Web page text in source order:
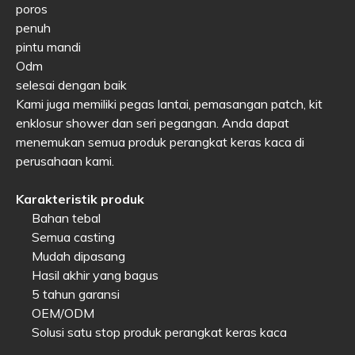
poros
penuh
pintu mandi
Odm
selesai dengan baik
Kami juga memiliki pegas lantai, pemasangan patch, kit
enklosur shower dan seri pegangan. Anda dapat
menemukan semua produk perangkat keras kaca di
perusahaan kami.
Karakteristik produk
Bahan tebal
Semua casting
Mudah dipasang
Hasil akhir yang bagus
5 tahun garansi
OEM/ODM
Solusi satu stop produk perangkat keras kaca